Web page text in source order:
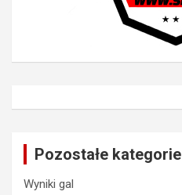
Pozostałe kategorie
Wyniki gal